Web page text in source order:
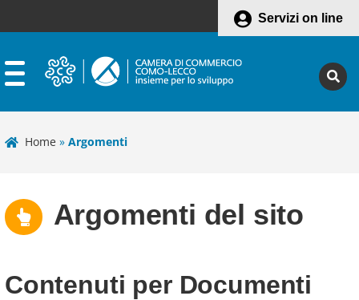
Servizi on line
Home » Argomenti
Argomenti del sito
Contenuti per Documenti